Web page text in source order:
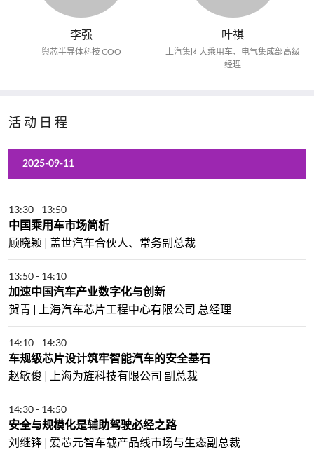
李强
舆芯半导体科技 COO
叶祺
上汽集团大乘用车、电气集成部高级
经理
活动日程
2025-09-11
13:30- 13:50
中国乘用车市场简析
顾晓颖 | 盖世汽车合伙人、常务副总裁
13:50- 14:10
加速中国汽车产业数字化与创新
贺青 | 上海汽车芯片工程中心有限公司 总经理
14:10- 14:30
车规级芯片设计筑牢智能汽车的安全基石
赵敏俊 | 上海为旌科技有限公司 副总裁
14:30- 14:50
安全与规模化是辅助驾驶必经之路
刘继锋 | 爱芯元智车载产品线市场与生态副总裁